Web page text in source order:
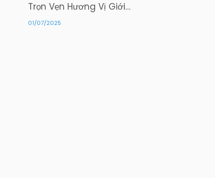
Trọn Vẹn Hương Vị Giới…
01/07/2025